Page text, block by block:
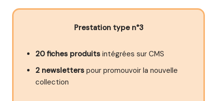
Prestation type n°3
20 fiches produits intégrées sur CMS
2 newsletters pour promouvoir la nouvelle
collection